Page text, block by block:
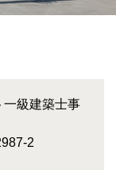
一級建築士事
2